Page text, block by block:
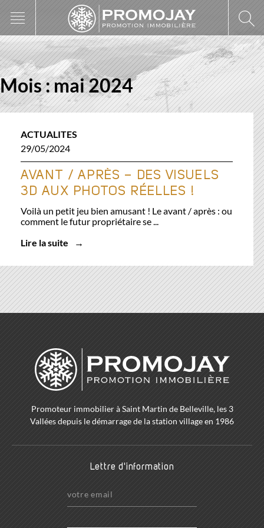
content
Mois :mai 2024
ACTUALITES
29/05/2024
AVANT / APRÈS – DES VISUELS
3D AUX PHOTOS RÉELLES !
Voilà un petit jeu bien amusant ! Le avant / après : ou
comment le futur propriétaire se ...
Lire la suite
→
Promoteur immobilier à Saint Martin de Belleville, les 3
Vallées depuis le démarrage de la station village en 1986
Lettre d'information